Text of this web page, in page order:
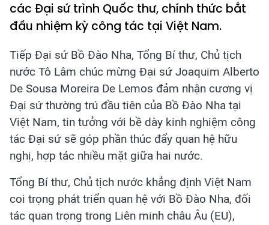
các Đại sứ trình Quốc thư, chính thức bắt
đầu nhiệm kỳ công tác tại Việt Nam.
Tiếp Đại sứ Bồ Đào Nha, Tổng Bí thư, Chủ tịch
nước Tô Lâm chúc mừng Đại sứ Joaquim Alberto
De Sousa Moreira De Lemos đảm nhận cương vị
Đại sứ thường trú đầu tiên của Bồ Đào Nha tại
Việt Nam, tin tưởng với bề dày kinh nghiệm công
tác Đại sứ sẽ góp phần thúc đẩy quan hệ hữu
nghị, hợp tác nhiều mặt giữa hai nước.
Tổng Bí thư, Chủ tịch nước khẳng định Việt Nam
coi trọng phát triển quan hệ với Bồ Đào Nha, đối
tác quan trọng trong Liên minh châu Âu (EU),